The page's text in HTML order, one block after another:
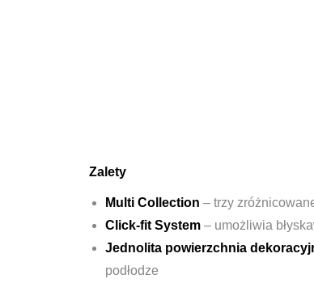
Zalety
Multi Collection – trzy
Click-fit System– umożliwia
Jednolita powierzchnia
podłodze